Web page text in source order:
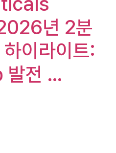
년 2분
이라이트:
전 …